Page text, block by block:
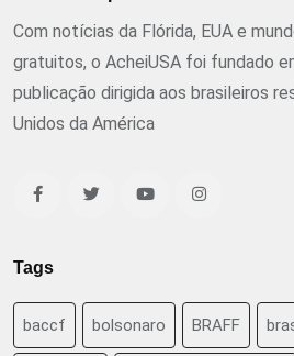
Com notícias da Flórida, EUA e
gratuitos, o AcheiUSA foi fundado
publicação dirigida aos brasileiros
Unidos da América
Tags
baccf bolsonaro BRAFF